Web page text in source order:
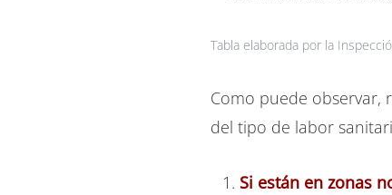
Tabla elaborada por la
Como puede observar,
del tipo de labor
Si están en zonas